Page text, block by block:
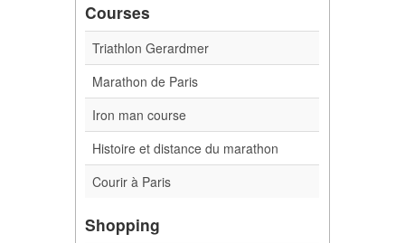
Courses
Triathlon Gerardmer
Marathon de Paris
Iron man course
Histoire et distance du marathon
Courir à Paris
Shopping